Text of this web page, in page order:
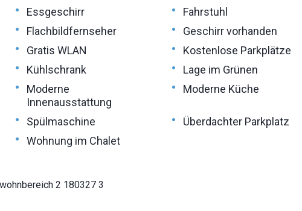
• Essgeschirr • Fahrstuhl
• Flachbildfernseher • Geschirr vorhanden
• Gratis WLAN • Kostenlose Parkplätze
• Kühlschrank • Lage im Grünen
•
Moderne
Innenausstattung
• Moderne Küche
• Spülmaschine • Überdachter Parkplatz
• Wohnung im Chalet